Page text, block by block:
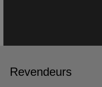
Revendeurs